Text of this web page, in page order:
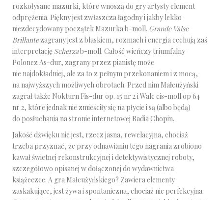
rozkołysane mazurki, które wnoszą do gry artysty element
odprężenia. Piękny jest zwłaszcza łagodny i jakby lekko
niezdecydowany początek Mazurka b-moll. Grande Valse
Brillantezagrany jest z blaskiem, rozmach i energia cechują zaś
interpretację Scherzab-moll. Całość wieńczy triumfalny
Polonez As-dur, zagrany przez pianistę może
nie najdokładniej, ale za to z pełnym przekonaniem i z mocą,
na najwyższych możliwych obrotach. Przed nim Małcużyński
zagrał także Nokturn Fis-dur op. 15 nr 2 i Walc cis-moll op 64
nr 2, które jednak nie zmieściły się na płycie i są (albo będą)
do posłuchania na stronie internetowej Radia Chopin.
Jakość dźwięku nie jest, rzecz jasna, rewelacyjna, chociaż
trzeba przyznać, że przy odnawianiu tego nagrania zrobiono
kawał świetnej rekonstrukcyjnej i detektywistycznej roboty,
szczegółowo opisanej w dołączonej do wydawnictwa
książeczce. A gra Małcużyńskiego? Zawiera elementy
zaskakujące, jest żywa i spontaniczna, chociaż nie perfekcyjna.